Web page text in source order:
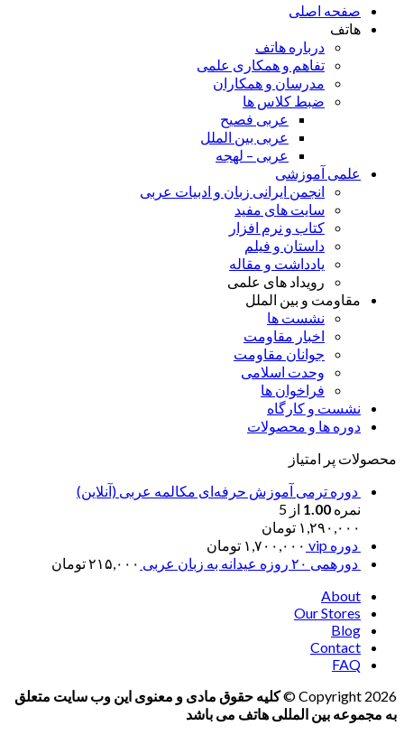
صفحه اصلی
هاتف
درباره هاتف
تفاهم و همکاری علمی
مدرسان و همکاران
ضبط کلاس ها
عربی فصیح
عربی بین الملل
عربی – لهجه
علمی آموزشی
انجمن ایرانی زبان و ادبیات عربی
سایت های مفید
کتاب و نرم افزار
داستان و فیلم
یادداشت و مقاله
رویداد های علمی
مقاومت و بین الملل
نشست ها
اخبار مقاومت
جوانان مقاومت
وحدت اسلامی
فراخوان ها
نشست و کارگاه
دوره ها و محصولات
محصولات پر امتیاز
دوره ترمی آموزش حرفه‌ای مکالمه عربی (آنلاین)
نمره 1.00 از 5
۱,۲۹۰,۰۰۰ تومان
دوره vip
۱,۷۰۰,۰۰۰ تومان
دورهمی ۲۰ روزه عیدانه به زبان عربی
۲۱۵,۰۰۰تومان
About
Our Stores
Blog
Contact
FAQ
Copyright 2026 ©
کلیه حقوق مادی و معنوی این وب سایت متعلق
به مجموعه بین المللی هاتف می باشد